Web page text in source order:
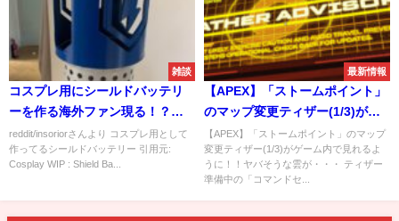
雑談
コスプレ用にシールドバッテリ
ーを作る海外ファン現る！？・
他
reddit/insoriorさんより コスプレ用として
作ってるシールドバッテリー 引用元:
Cosplay WIP : Shield Ba...
最新情報
【APEX】「ストームポイント」
のマップ変更ティザー(1/3)がゲ
ーム内で見れるように！！ヤバ
そうな雲が・・・
【APEX】「ストームポイント」のマップ
変更ティザー(1/3)がゲーム内で見れるよ
うに！！ヤバそうな雲が・・・ ティザー
準備中の「コマンドセ...